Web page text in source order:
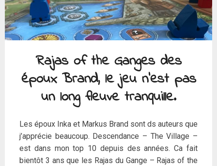
Rajas of the Ganges des
époux Brand, le jeu n’est pas
un long fleuve tranquille.
Les époux Inka et Markus Brand sont ds auteurs que
j’apprécie beaucoup. Descendance – The Village –
est dans mon top 10 depuis des années. Ca fait
bientôt 3 ans que les Rajas du Gange – Rajas of the